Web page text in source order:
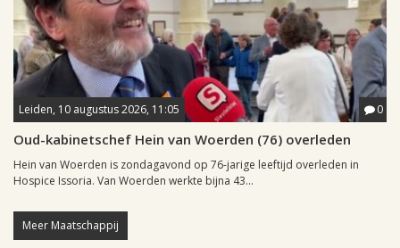
Leiden, 10 augustus 2026, 11:05 0
Oud-kabinetschef Hein van Woerden (76) overleden
Hein van Woerden is zondagavond op 76-jarige leeftijd overleden in
Hospice Issoria. Van Woerden werkte bijna 43...
Meer Maatschappij